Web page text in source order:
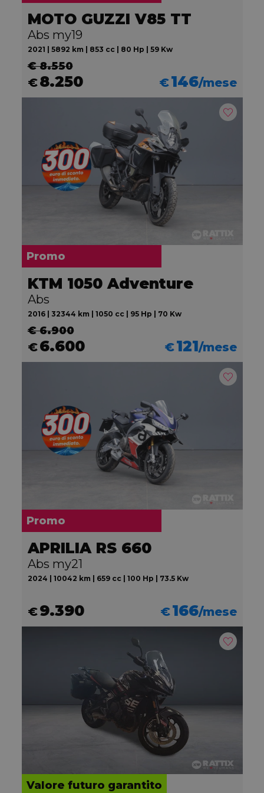
MOTO GUZZI V85 TT
Abs my19
2021 | 5892 km | 853 cc | 80 Hp | 59 Kw
€ 8.550
€8.250 €146/mese
Promo
KTM 1050 Adventure
Abs
2016 | 32344 km | 1050 cc | 95 Hp | 70 Kw
€ 6.900
€6.600 €121/mese
Promo
APRILIA RS 660
Abs my21
2024 | 10042 km | 659 cc | 100 Hp | 73.5 Kw
€9.390 €166/mese
Valore futuro garantito